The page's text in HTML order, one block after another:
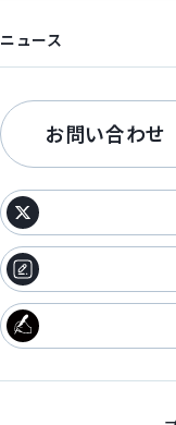
ニュース
お問い合わせ